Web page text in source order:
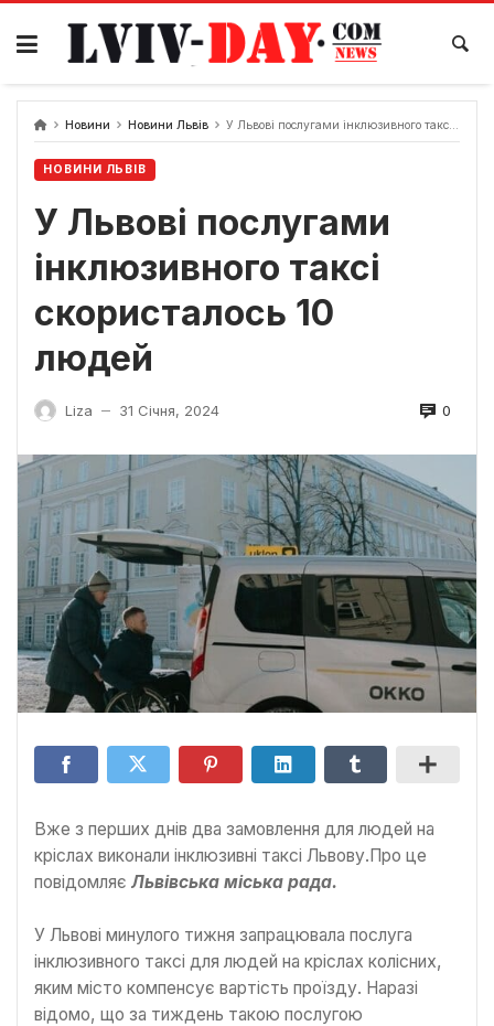
Skip
content
Новини Новини Львів У Львові послугами інклюзивного таксі скористалось 10 людей
НОВИНИ ЛЬВІВ
У Львові послугами
інклюзивного таксі
скористалось 10
людей
Liza — 31 Січня, 2024 0
Вже з перших днів два замовлення для людей на
кріслах виконали інклюзивні таксі Львову.Про це
повідомляє Львівська міська рада.
У Львові минулого тижня запрацювала послуга
інклюзивного таксі для людей на кріслах колісних,
яким місто компенсує вартість проїзду. Наразі
відомо, що за тиждень такою послугою